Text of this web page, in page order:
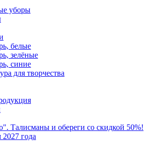
уборы
белые
зелёные
синие
для творчества
Талисманы и обереги со скидкой 50%!
года